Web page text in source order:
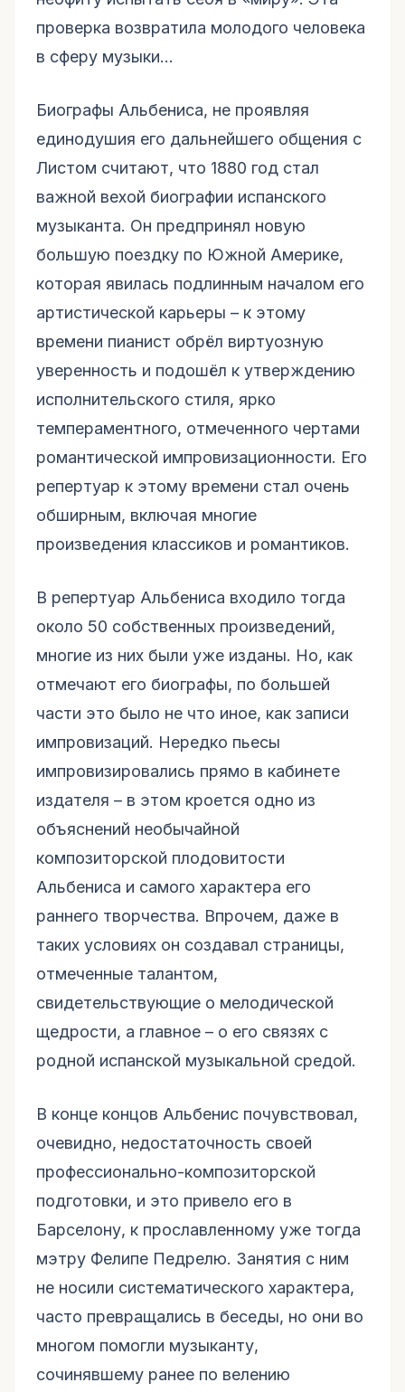
проверка возвратила молодого человека
в сферу музыки…
Биографы Альбениса, не проявляя
единодушия его дальнейшего общения с
Листом считают, что 1880 год стал
важной вехой биографии испанского
музыканта. Он предпринял новую
большую поездку по Южной Америке,
которая явилась подлинным началом его
артистической карьеры – к этому
времени пианист обрёл виртуозную
уверенность и подошёл к утверждению
исполнительского стиля, ярко
темпераментного, отмеченного чертами
романтической импровизационности. Его
репертуар к этому времени стал очень
обширным, включая многие
произведения классиков и романтиков.
В репертуар Альбениса входило тогда
около 50 собственных произведений,
многие из них были уже изданы. Но, как
отмечают его биографы, по большей
части это было не что иное, как записи
импровизаций. Нередко пьесы
импровизировались прямо в кабинете
издателя – в этом кроется одно из
объяснений необычайной
композиторской плодовитости
Альбениса и самого характера его
раннего творчества. Впрочем, даже в
таких условиях он создавал страницы,
отмеченные талантом,
свидетельствующие о мелодической
щедрости, а главное – о его связях с
родной испанской музыкальной средой.
В конце концов Альбенис почувствовал,
очевидно, недостаточность своей
профессионально-композиторской
подготовки, и это привело его в
Барселону, к прославленному уже тогда
мэтру Фелипе Педрелю. Занятия с ним
не носили систематического характера,
часто превращались в беседы, но они во
многом помогли музыканту,
сочинявшему ранее по велению